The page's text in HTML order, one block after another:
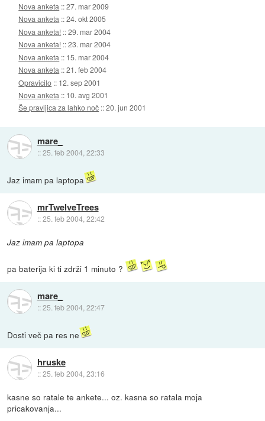
Nova anketa ::27. mar 2009
Nova anketa ::24. okt 2005
Nova anketa! ::29. mar 2004
Nova anketa! ::23. mar 2004
Nova anketa :: 15. mar 2004
Nova anketa ::21. feb 2004
Opravicilo :: 12. sep 2001
Nova anketa :: 10. avg 2001
Še pravljica za lahko noč ::20. jun 2001
mare_
::25. feb 2004, 22:33
Jaz imam pa laptopa
mrTwelveTrees
::25. feb 2004, 22:42
Jaz imam pa laptopa
pa baterija ki ti zdrži 1 minuto ?
mare_
::25. feb 2004, 22:47
Dosti več pa res ne
hruske
::25. feb 2004, 23:16
kasne so ratale te ankete... oz. kasna so ratala moja
pricakovanja...